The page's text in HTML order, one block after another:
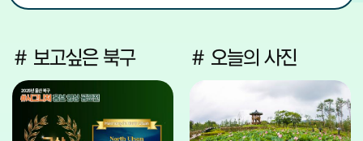
# 보고싶은 북구 # 오늘의 사진